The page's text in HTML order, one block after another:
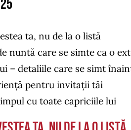
ta, nu de la o listă
nuntă care se simte ca o
– detaliile care se simt
pentru invitații tăi
cu toate capriciile lui